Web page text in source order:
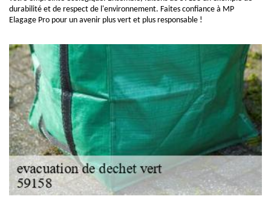
durabilité et de respect de l'environnement. Faites confiance à MP
Elagage Pro pour un avenir plus vert et plus responsable !